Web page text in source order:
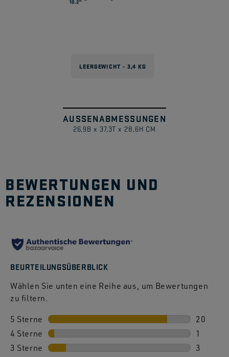
LEERGEWICHT - 3,4 KG
AUSSENABMESSUNGEN
26,9B x 37,3T x 28,6H CM
1 /
BEWERTUNGEN UND
REZENSIONEN
BEURTEILUNGSÜBERBLICK
Wählen Sie unten eine Reihe aus, um Bewertungen
zu filtern.
5 Sterne Sterne
20
20
4 Sterne Sterne
1
1
3 Sterne Sterne
3